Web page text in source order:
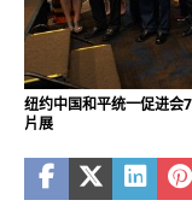
纽约中国和平统一促进会
片展